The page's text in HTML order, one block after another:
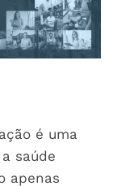
é uma
saúde
apenas